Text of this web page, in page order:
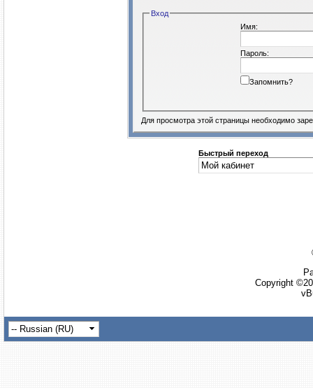
Вход
Имя:
Пароль:
Запомнить?
Для просмотра этой страницы необходимо
Быстрый переход
Copyright